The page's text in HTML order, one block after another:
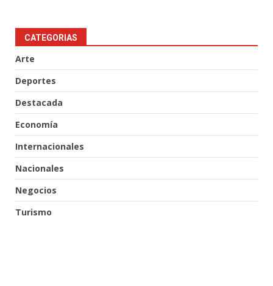
CATEGORIAS
Arte
Deportes
Destacada
Economía
Internacionales
Nacionales
Negocios
Turismo